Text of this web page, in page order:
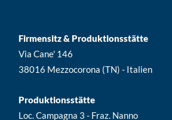
Firmensitz & Produktionsstätte
Via Cane' 146
38016 Mezzocorona (TN) - Italien
Produktionsstätte
Loc. Campagna 3 - Fraz. Nanno